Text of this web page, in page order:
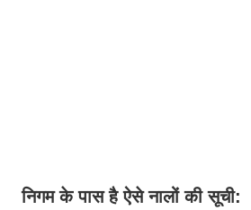
निगम के पास है ऐसे नालों की सूची: